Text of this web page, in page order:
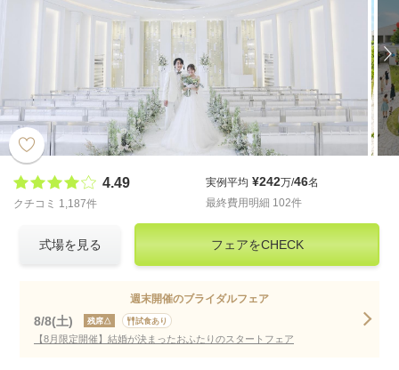
4.49
クチコミ 1,187件
実例平均 ¥242万/46名
最終費用明細 102件
式場を見る フェアをCHECK
週末開催のブライダルフェア
8/8(土) 残席△ 試食あり
【8月限定開催】結婚が決まったおふたりのスタートフェア